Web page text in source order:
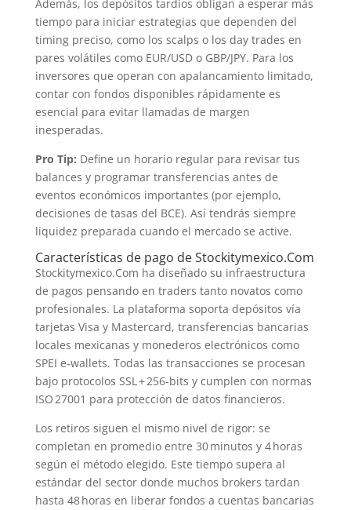
Además, los depósitos tardíos obligan a esperar más
tiempo para iniciar estrategias que dependen del
timing preciso, como los scalps o los day trades en
pares volátiles como EUR/USD o GBP/JPY. Para los
inversores que operan con apalancamiento limitado,
contar con fondos disponibles rápidamente es
esencial para evitar llamadas de margen
inesperadas.
Pro Tip: Define un horario regular para revisar tus
balances y programar transferencias antes de
eventos económicos importantes (por ejemplo,
decisiones de tasas del BCE). Así tendrás siempre
liquidez preparada cuando el mercado se active.
Características de pago de Stockitymexico.Com
Stockitymexico.Com ha diseñado su infraestructura
de pagos pensando en traders tanto novatos como
profesionales. La plataforma soporta depósitos vía
tarjetas Visa y Mastercard, transferencias bancarias
locales mexicanas y monederos electrónicos como
SPEI e‑wallets. Todas las transacciones se procesan
bajo protocolos SSL + 256‑bits y cumplen con normas
ISO 27001 para protección de datos financieros.
Los retiros siguen el mismo nivel de rigor: se
completan en promedio entre 30 minutos y 4 horas
según el método elegido. Este tiempo supera al
estándar del sector donde muchos brokers tardan
hasta 48 horas en liberar fondos a cuentas bancarias